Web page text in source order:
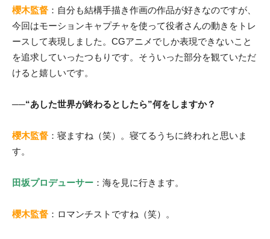
櫻木監督 ：自分も結構手描き作画の作品が好きなのですが、
今回はモーションキャプチャを使って役者さんの動きをトレ
ースして表現しました。CGアニメでしか表現できないこと
を追求していったつもりです。そういった部分を観ていただ
けると嬉しいです。
──“あした世界が終わるとしたら”何をしますか？
櫻木監督 ：寝ますね（笑）。寝てるうちに終われと思いま
す。
田坂プロデューサー ：海を見に行きます。
櫻木監督 ：ロマンチストですね（笑）。